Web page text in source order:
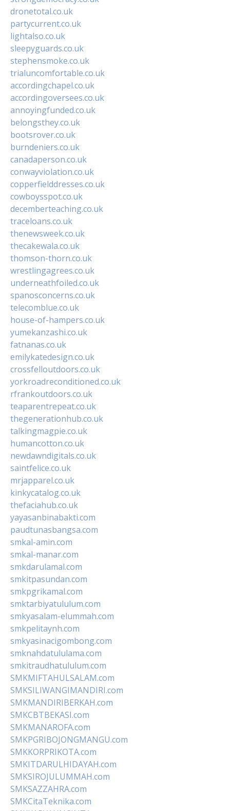
dronetotal.co.uk
partycurrent.co.uk
lightalso.co.uk
sleepyguards.co.uk
stephensmoke.co.uk
trialuncomfortable.co.uk
accordingchapel.co.uk
accordingoversees.co.uk
annoyingfunded.co.uk
belongsthey.co.uk
bootsrover.co.uk
burndeniers.co.uk
canadaperson.co.uk
conwayviolation.co.uk
copperfielddresses.co.uk
cowboysspot.co.uk
decemberteaching.co.uk
traceloans.co.uk
thenewsweek.co.uk
thecakewala.co.uk
thomson-thorn.co.uk
wrestlingagrees.co.uk
underneathfoiled.co.uk
spanosconcerns.co.uk
telecomblue.co.uk
house-of-hampers.co.uk
yumekanzashi.co.uk
fatnanas.co.uk
emilykatedesign.co.uk
crossfelloutdoors.co.uk
yorkroadreconditioned.co.uk
rfrankoutdoors.co.uk
teaparentrepeat.co.uk
thegenerationhub.co.uk
talkingmagpie.co.uk
humancotton.co.uk
newdawndigitals.co.uk
saintfelice.co.uk
mrjapparel.co.uk
kinkycatalog.co.uk
thefaciahub.co.uk
yayasanbinabakti.com
paudtunasbangsa.com
smkal-amin.com
smkal-manar.com
smkdarulamal.com
smkitpasundan.com
smkpgrikamal.com
smktarbiyatululum.com
smkyasalam-elummah.com
smkpelitaynh.com
smkyasinacigombong.com
smknahdatululama.com
smkitraudhatululum.com
SMKMIFTAHULSALAM.com
SMKSILIWANGIMANDIRI.com
SMKMANDIRIBERKAH.com
SMKCBTBEKASI.com
SMKMANAROFA.com
SMKPGRIBOJONGMANGU.com
SMKKORPRIKOTA.com
SMKITDARULHIDAYAH.com
SMKSIROJULUMMAH.com
SMKSAZZAHRA.com
SMKCitaTeknika.com